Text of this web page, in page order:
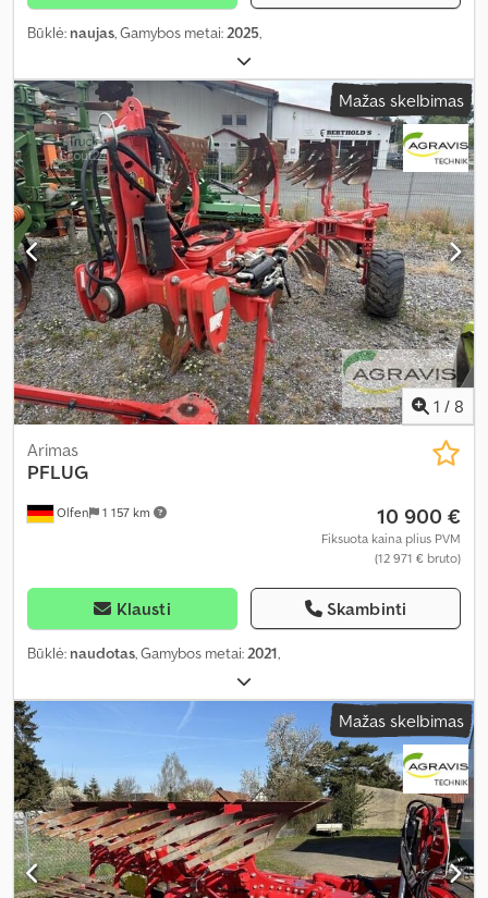
Būklė: naujas, Gamybos metai: 2025,
Mažas skelbimas
1 / 8
Olfen 1 157 km
Arimas
PFLUG
10 900 €
Fiksuota kaina plius PVM
(12 971 € bruto)
Klausti Skambinti
Būklė: naudotas, Gamybos metai:2021,
Mažas skelbimas